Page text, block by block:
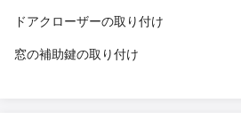
ドアクローザーの取り付け
窓の補助鍵の取り付け